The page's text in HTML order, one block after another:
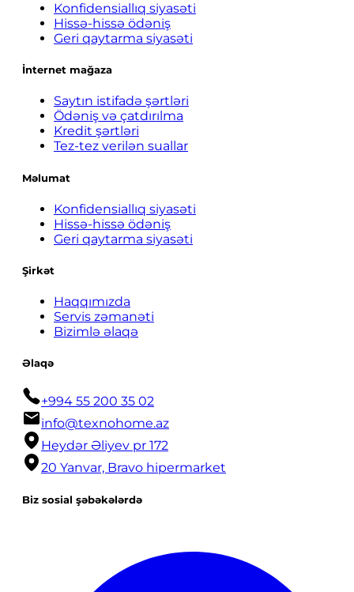
Konfidensiallıq siyasəti
Hissə-hissə ödəniş
Geri qaytarma siyasəti
İnternet mağaza
Saytın istifadə şərtləri
Ödəniş və çatdırılma
Kredit şərtləri
Tez-tez verilən suallar
Məlumat
Konfidensiallıq siyasəti
Hissə-hissə ödəniş
Geri qaytarma siyasəti
Şirkət
Haqqımızda
Servis zəmanəti
Bizimlə əlaqə
Əlaqə
+994 55 200 35 02
info@texnohome.az
Heydər Əliyev pr 172
20 Yanvar, Bravo hipermarket
Biz sosial şəbəkələrdə